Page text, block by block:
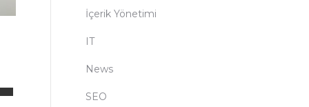
İçerik Yönetimi
IT
News
SEO